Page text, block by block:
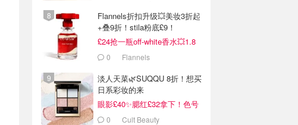
Flannels折扣升级💥美妆3折起
+叠9折！stila粉底£9！
£24抢一瓶off-white香水💥1.8
折！兰蔻高光£13！
0 Flannels
淡人天菜🌿SUQQU 8折！想买
日系彩妆的来
眼影£40✨腮红£32拿下！色号
超全！
0 Cult Beauty